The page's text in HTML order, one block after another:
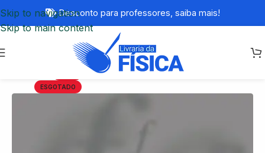
Skip to navigation
Skip to main content
Desconto para professores, saiba mais!
ESGOTADO